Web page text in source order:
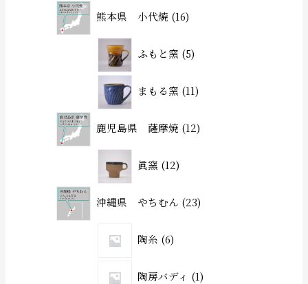
熊本県 小代焼 16
ふもと窯 5
まもる窯 11
鹿児島県 薩摩焼 12
眞窯 12
沖縄県 やちむん 23
陶糸 6
陶房バディ 1